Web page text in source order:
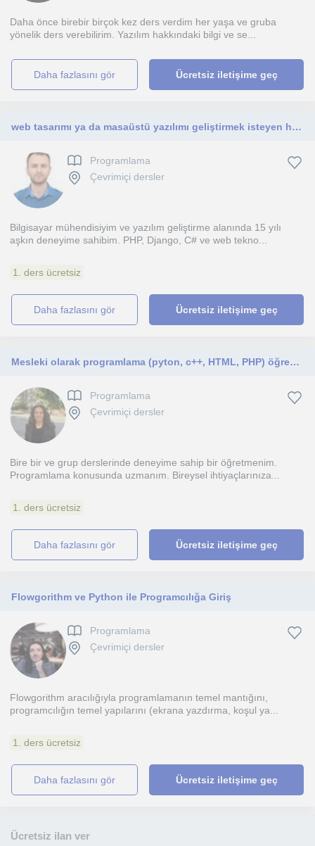
Daha önce birebir birçok kez ders verdim her yaşa ve gruba
yönelik ders verebilirim. Yazılım hakkındaki bilgi ve se...
daha fazlasını gör Ücretsiz iletişime geç
web tasarımı ya da masaüstü yazılımı geliştirmek isteyen herkes için.
Programlama
Çevrimiçi dersler
Bilgisayar mühendisiyim ve yazılım geliştirme alanında 15 yılı
aşkın deneyime sahibim. PHP, Django, C# ve web tekno...
1. ders ücretsiz
daha fazlasını gör Ücretsiz iletişime geç
Mesleki olarak programlama (pyton, c++, HTML, PHP) öğrenmek isteyenlerle çalışmak istiyorum
Programlama
Çevrimiçi dersler
Bire bir ve grup derslerinde deneyime sahip bir öğretmenim.
Programlama konusunda uzmanım. Bireysel ihtiyaçlarınıza...
1. ders ücretsiz
daha fazlasını gör Ücretsiz iletişime geç
Flowgorithm ve Python ile Programcılığa Giriş
Programlama
Çevrimiçi dersler
Flowgorithm aracılığıyla programlamanın temel mantığını,
programcılığın temel yapılarını (ekrana yazdırma, koşul ya...
1. ders ücretsiz
daha fazlasını gör Ücretsiz iletişime geç
Ücretsiz ilan ver